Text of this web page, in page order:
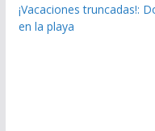
¡Vacaciones truncadas!:
en la playa